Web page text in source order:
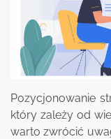
Pozycjonowanie
który zależy od
warto zwrócić